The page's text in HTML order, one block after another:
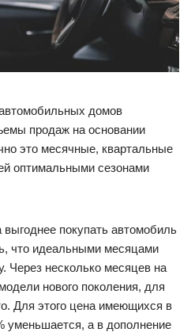
домов
продаж на основании
это месячные, квартальные
оптимальными сезонами
выгоднее покупать автомобиль
что идеальными месяцами
Через несколько месяцев на
нового поколения, для
Для этого цена имеющихся в
уменьшается, а в дополнение